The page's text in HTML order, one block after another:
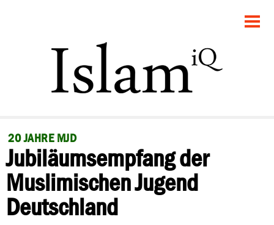
POLITIK
GESELLSCHAFT
RECHT
FEUILLETON
DEBATTE
20 JAHRE MJD
Jubiläumsempfang der
Muslimischen Jugend
Deutschland